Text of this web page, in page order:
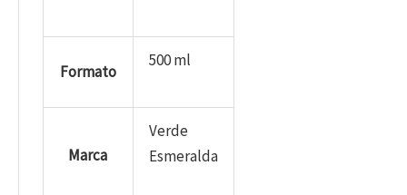
Formato
500 ml
Marca
Verde
Esmeralda